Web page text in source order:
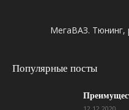
МегаВАЗ. Тюнинг,
Популярные посты